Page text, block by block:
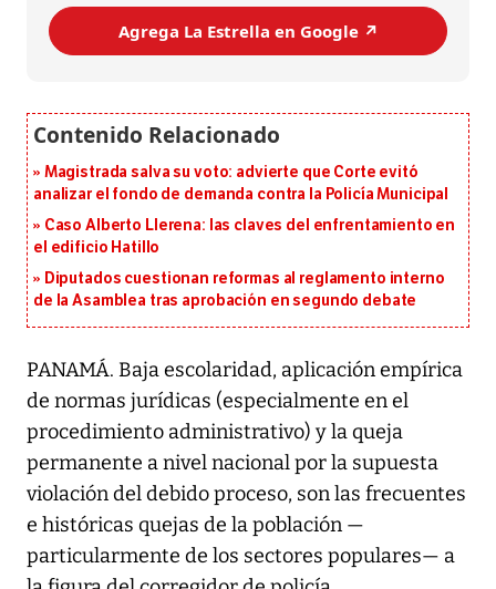
Agrega La Estrella en Google ↗️
Magistrada salva su voto: advierte que Corte evitó
analizar el fondo de demanda contra la Policía Municipal
Caso Alberto Llerena: las claves del enfrentamiento en
el edificio Hatillo
Diputados cuestionan reformas al reglamento interno
de la Asamblea tras aprobación en segundo debate
PANAMÁ. Baja escolaridad, aplicación empírica
de normas jurídicas (especialmente en el
procedimiento administrativo) y la queja
permanente a nivel nacional por la supuesta
violación del debido proceso, son las frecuentes
e históricas quejas de la población —
particularmente de los sectores populares— a